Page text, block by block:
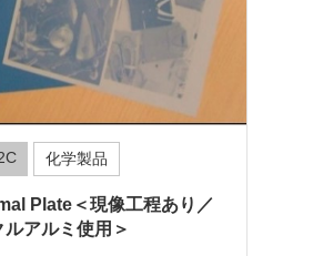
化学製品
Plate＜現像工程あり／
アルミ使用＞